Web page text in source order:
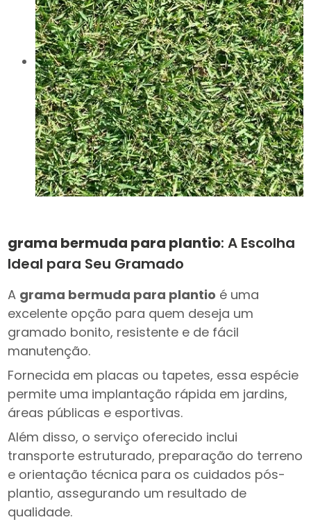
grama bermuda para plantio: A Escolha
Ideal para Seu Gramado
A grama bermuda para plantio é uma
excelente opção para quem deseja um
gramado bonito, resistente e de fácil
manutenção.
Fornecida em placas ou tapetes, essa espécie
permite uma implantação rápida em jardins,
áreas públicas e esportivas.
Além disso, o serviço oferecido inclui
transporte estruturado, preparação do terreno
e orientação técnica para os cuidados pós-
plantio, assegurando um resultado de
qualidade.